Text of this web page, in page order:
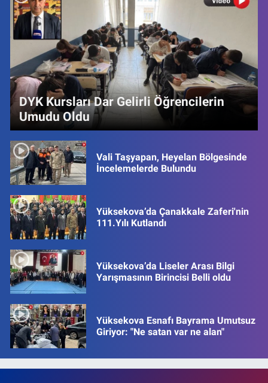
DYK Kursları Dar Gelirli Öğrencilerin
Umudu Oldu
Vali Taşyapan, Heyelan Bölgesinde
İncelemelerde Bulundu
Yüksekova’da Çanakkale Zaferi'nin
111.Yılı Kutlandı
Yüksekova’da Liseler Arası Bilgi
Yarışmasının Birincisi Belli oldu
Yüksekova Esnafı Bayrama Umutsuz
Giriyor: "Ne satan var ne alan"